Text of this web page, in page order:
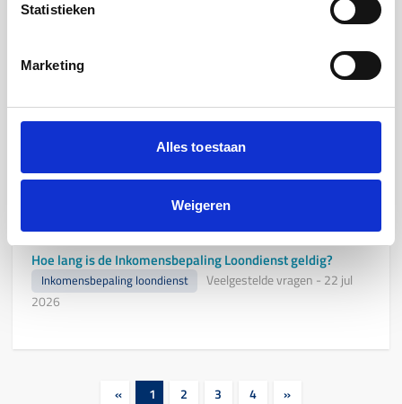
Statistieken
Marketing
Alles toestaan
Weigeren
Als de salarisgegevens via het UWV wordt opgehaald, hoe
zit het dan met variabele inkomenscomponenten zoals
bijvoorbeeld uitzendtoelages?
Inkomensbepaling loondienst Veelgestelde vragen
Hoe lang is de Inkomensbepaling Loondienst geldig?
Inkomensbepaling loondienst Veelgestelde vragen - 22 jul
2026
« 1 2 3 4 »